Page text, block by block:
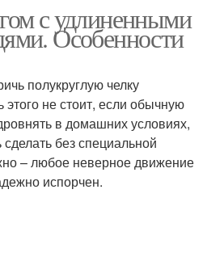
с удлиненными
Особенности
полукруглую челку
этого не стоит, если обычную
в домашних условиях,
без специальной
– любое неверное движение
испорчен.